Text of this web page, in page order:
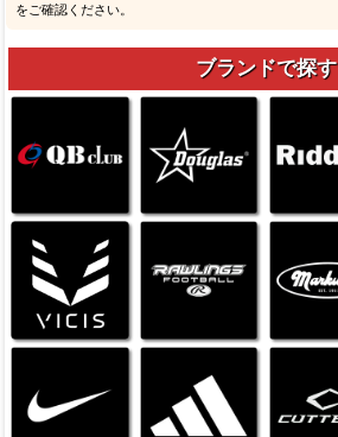
をご確認ください。
ブランドで探す